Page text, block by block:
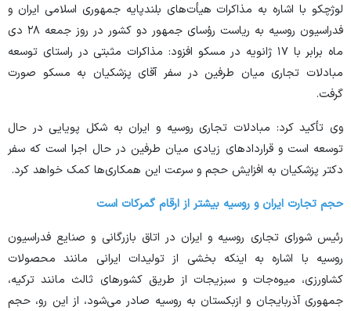
لوژچکو با اشاره به مذاکرات هیأت‌های بلندپایه جمهوری اسلامی ایران و
فدراسیون روسیه به ریاست رؤسای جمهور دو کشور در روز جمعه ۲۸ دی
ماه برابر با ۱۷ ژانویه در مسکو افزود: مذاکرات مثبتی در راستای توسعه
مبادلات تجاری میان طرفین در سفر آقای پزشکیان به مسکو صورت
گرفت.
وی تأکید کرد: مبادلات تجاری روسیه و ایران به شکل پویایی در حال
توسعه است و قرارداد‌های زیادی میان طرفین در حال اجرا است که سفر
دکتر پزشکیان به افزایش حجم و سرعت این همکاری‌ها کمک خواهد کرد.
حجم تجارت ایران و روسیه بیشتر از ارقام گمرکات است
رئیس شورای تجاری روسیه و ایران در اتاق بازرگانی و صنایع فدراسیون
روسیه با اشاره به اینکه بخشی از تولیدات ایرانی مانند محصولات
کشاورزی، میوه‌جات و سبزیجات از طریق کشور‌های ثالث مانند ترکیه،
جمهوری آذربایجان و ازبکستان به روسیه صادر می‌شود، از این رو، حجم